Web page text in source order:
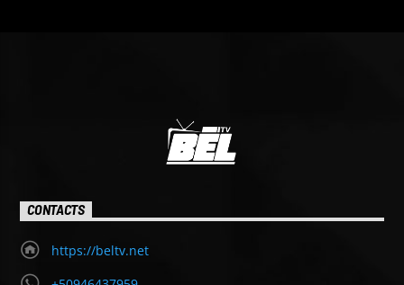
CONTACTS
https://beltv.net